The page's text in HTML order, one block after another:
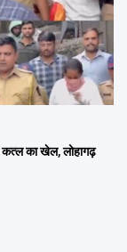
का खेल, लोहागढ़